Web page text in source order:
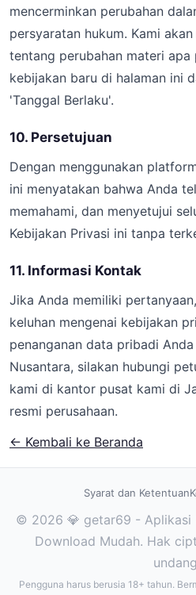
mencerminkan perubahan
persyaratan hukum. Kami
tentang perubahan materi
kebijakan baru di halaman ini
'Tanggal Berlaku'.
10. Persetujuan
Dengan menggunakan
ini menyatakan bahwa Anda
memahami, dan menyetujui
Kebijakan Privasi ini tanpa
11. Informasi Kontak
Jika Anda memiliki
keluhan mengenai kebijakan
penanganan data pribadi
Nusantara, silakan hubungi
kami di kantor pusat kami di
resmi perusahaan.
← Kembali ke Beranda
Syarat dan Ketentuan
© 2026 💎 getar69 - Aplikasi
Download Mudah. Hak
Pengguna harus berusia 18+ tahun.